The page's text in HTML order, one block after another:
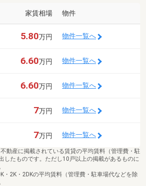
家賃相場 物件
5.80万円 物件一覧へ
6.60万円 物件一覧へ
6.60万円 物件一覧へ
7万円 物件一覧へ
7万円 物件一覧へ
動産に掲載されている賃貸の平均賃料（管理費・駐
したものです。ただし10戸以上の掲載があるものに
・2K・2DKの平均賃料（管理費・駐車場代などを除